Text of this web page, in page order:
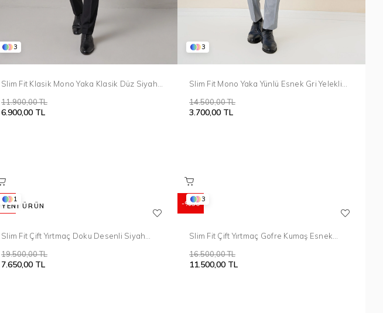
3
Slim Fit Klasik Mono Yaka Klasik Düz Siyah
6.900,00 TL
11.900,00 TL
3
Slim Fit Mono Yaka Yünlü Esnek Gri Yelekli
3.700,00 TL
14.500,00 TL
1
Slim Fit Çift Yırtmaç Doku Desenli Siyah
7.650,00 TL
19.500,00 TL
%61
YENI ÜRÜN
3
Slim Fit Çift Yırtmaç Gofre Kumaş Esnek
11.500,00 TL
16.500,00 TL
%30